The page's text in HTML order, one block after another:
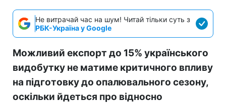
Не витрачай час на шум! Читай тільки суть з
РБК-Україна у Google
Можливий експорт до 15% українського
видобутку не матиме критичного впливу
на підготовку до опалювального сезону,
оскільки йдеться про відносно